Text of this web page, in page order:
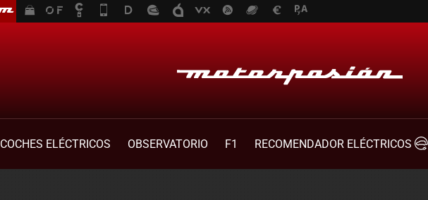
COCHES ELÉCTRICOS OBSERVATORIO F1
RECOMENDADOR ELÉCTRICOS